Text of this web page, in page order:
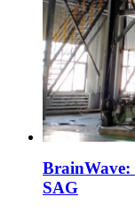
BrainWave:
SAG